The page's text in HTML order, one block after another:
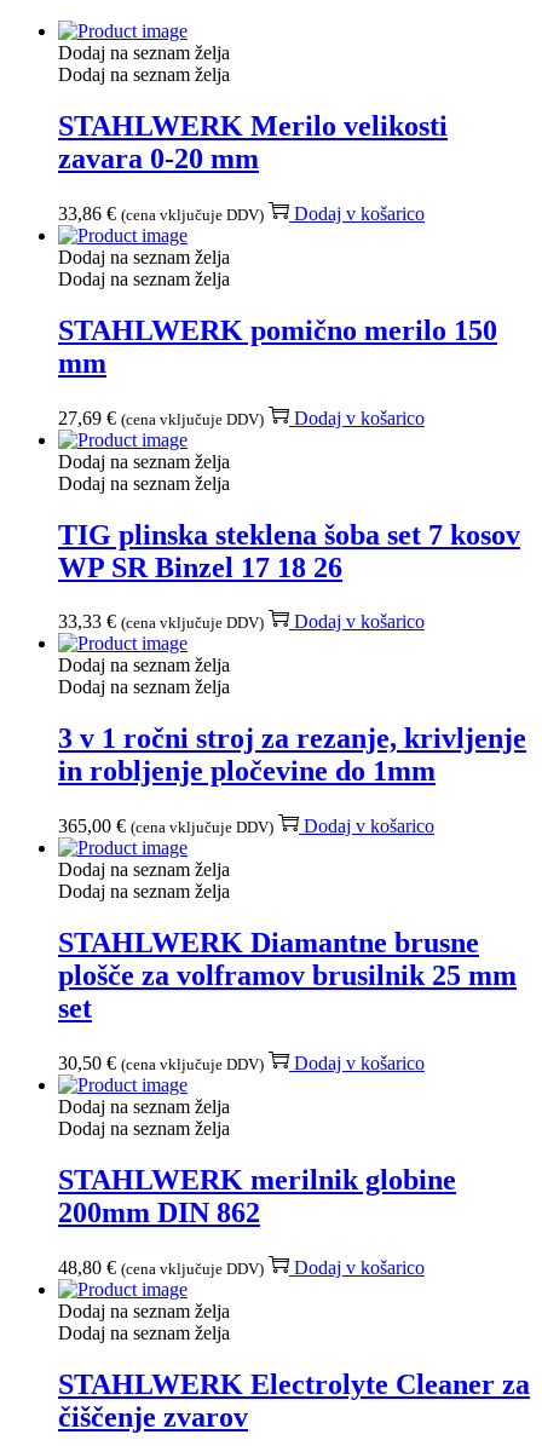
Dodaj na seznam želja
Dodaj na seznam želja
STAHLWERK Merilo velikosti
zavara 0-20 mm
33,86 € (cena vključuje DDV) Dodaj v košarico
Dodaj na seznam želja
Dodaj na seznam želja
STAHLWERK pomično merilo 150
mm
27,69 € (cena vključuje DDV) Dodaj v košarico
Dodaj na seznam želja
Dodaj na seznam želja
TIG plinska steklena šoba set 7 kosov
WP SR Binzel 17 18 26
33,33 € (cena vključuje DDV) Dodaj v košarico
Dodaj na seznam želja
Dodaj na seznam želja
3 v 1 ročni stroj za rezanje, krivljenje
in robljenje pločevine do 1mm
365,00 € (cena vključuje DDV) Dodaj v košarico
Dodaj na seznam želja
Dodaj na seznam želja
STAHLWERK Diamantne brusne
plošče za volframov brusilnik 25 mm
set
30,50 € (cena vključuje DDV) Dodaj v košarico
Dodaj na seznam želja
Dodaj na seznam želja
STAHLWERK merilnik globine
200mm DIN 862
48,80 € (cena vključuje DDV) Dodaj v košarico
Dodaj na seznam želja
Dodaj na seznam želja
STAHLWERK Electrolyte Cleaner za
čiščenje zvarov